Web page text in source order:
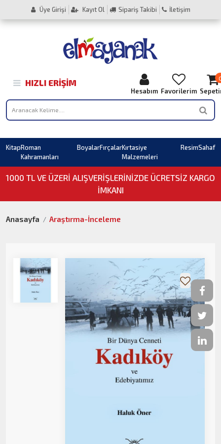
Üye Girişi Kayıt Ol Sipariş Takibi İletişim
HIZLI ERIŞIM
Hesabım Favorilerim
KitapRoman
Kahramanları
BoyalarFırçalarKırtasiye
Malzemeleri
ResimSahaf
1000 TL VE ÜZERI ALIŞVERIŞLERINIZDE ÜCRETSİZ KARGO
İMKANI
Anasayfa Araştırma-İnceleme